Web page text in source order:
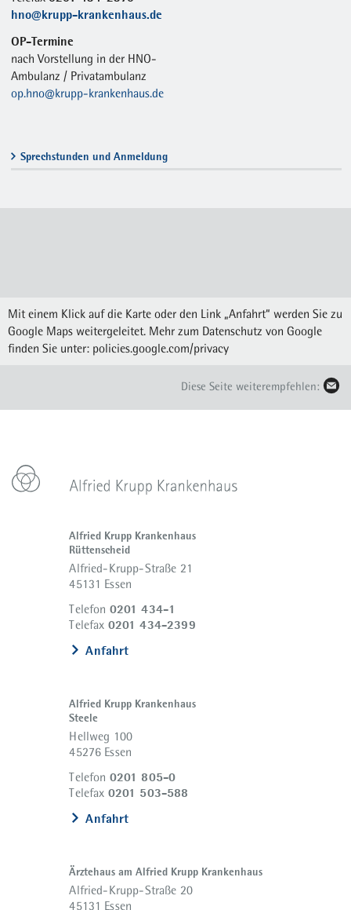
hno@krupp-krankenhaus.de
OP-Termine
nach Vorstellung in der HNO-
Ambulanz / Privatambulanz
op.hno@krupp-krankenhaus.de
Sprechstunden und Anmeldung
Mit einem Klick auf die Karte oder den Link „Anfahrt“ werden Sie zu
Google Maps weitergeleitet. Mehr zum Datenschutz von Google
finden Sie unter: policies.google.com/privacy
Diese Seite weiterempfehlen:
Alfried Krupp Krankenhaus
Rüttenscheid
Alfried-Krupp-Straße 21
45131 Essen
Telefon 0201 434-1
Telefax 0201 434-2399
Anfahrt
Alfried Krupp Krankenhaus
Steele
Hellweg 100
45276 Essen
Telefon 0201 805-0
Telefax 0201 503-588
Anfahrt
Ärztehaus am Alfried Krupp Krankenhaus
Alfried-Krupp-Straße 20
45131 Essen